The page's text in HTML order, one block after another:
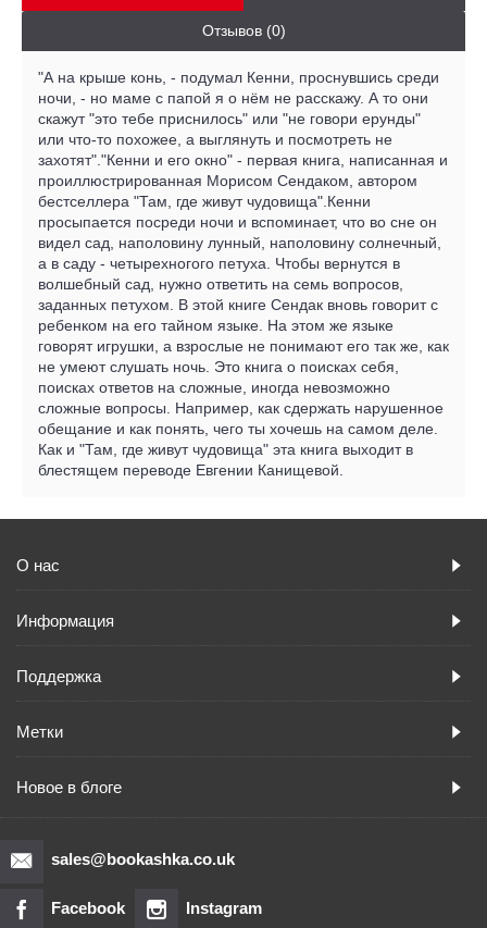
Отзывов (0)
"А на крыше конь, - подумал Кенни, проснувшись среди
ночи, - но маме с папой я о нём не расскажу. А то они
скажут "это тебе приснилось" или "не говори ерунды"
или что-то похожее, а выглянуть и посмотреть не
захотят"."Кенни и его окно" - первая книга, написанная и
проиллюстрированная Морисом Сендаком, автором
бестселлера "Там, где живут чудовища".Кенни
просыпается посреди ночи и вспоминает, что во сне он
видел сад, наполовину лунный, наполовину солнечный,
а в саду - четырехногого петуха. Чтобы вернутся в
волшебный сад, нужно ответить на семь вопросов,
заданных петухом. В этой книге Сендак вновь говорит с
ребенком на его тайном языке. На этом же языке
говорят игрушки, а взрослые не понимают его так же, как
не умеют слушать ночь. Это книга о поисках себя,
поисках ответов на сложные, иногда невозможно
сложные вопросы. Например, как сдержать нарушенное
обещание и как понять, чего ты хочешь на самом деле.
Как и "Там, где живут чудовища" эта книга выходит в
блестящем переводе Евгении Канищевой.
О нас
Информация
Поддержка
Метки
Новое в блоге
sales@bookashka.co.uk
Facebook Instagram